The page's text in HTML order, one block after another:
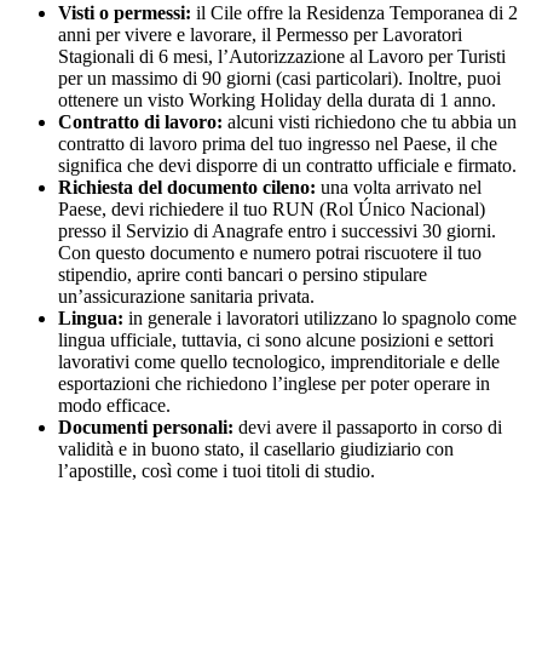
Visti o permessi: il Cile offre la Residenza Temporanea di 2
anni per vivere e lavorare, il Permesso per Lavoratori
Stagionali di 6 mesi, l’Autorizzazione al Lavoro per Turisti
per un massimo di 90 giorni (casi particolari). Inoltre, puoi
ottenere un visto Working Holiday della durata di 1 anno.
Contratto di lavoro: alcuni visti richiedono che tu abbia un
contratto di lavoro prima del tuo ingresso nel Paese, il che
significa che devi disporre di un contratto ufficiale e firmato.
Richiesta del documento cileno: una volta arrivato nel
Paese, devi richiedere il tuo RUN (Rol Único Nacional)
presso il Servizio di Anagrafe entro i successivi 30 giorni.
Con questo documento e numero potrai riscuotere il tuo
stipendio, aprire conti bancari o persino stipulare
un’assicurazione sanitaria privata.
Lingua: in generale i lavoratori utilizzano lo spagnolo come
lingua ufficiale, tuttavia, ci sono alcune posizioni e settori
lavorativi come quello tecnologico, imprenditoriale e delle
esportazioni che richiedono l’inglese per poter operare in
modo efficace.
Documenti personali: devi avere il passaporto in corso di
validità e in buono stato, il casellario giudiziario con
l’apostille, così come i tuoi titoli di studio.